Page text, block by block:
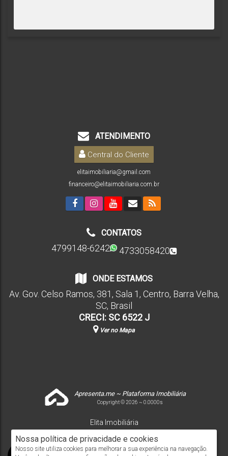
Nossa política de privacidade e cookies
Nosso site utiliza cookies para melhorar a sua experiência na navegação.
ATENDIMENTO
Central do Cliente
elitaimobiliaria@gmail.com
financeiro@elitaimobiliaria.com.br
CONTATOS
4799148-6242 4733058420
ONDE ESTAMOS
Av. Gov. Celso Ramos, 381 , Sala 1 , Centro, Barra Velha,
SC, Brasil
CRECI: SC 6522 J
Ver no Mapa
Apresenta.me ~ Plataforma Imobiliária
Copyright © 2026 ~ 0.0000s
Elita Imobiliária